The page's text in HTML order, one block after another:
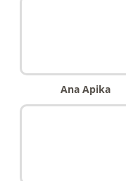
Ana Apika